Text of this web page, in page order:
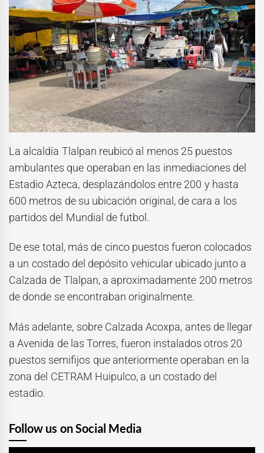
La alcaldía Tlalpan reubicó al menos 25 puestos
ambulantes que operaban en las inmediaciones del
Estadio Azteca, desplazándolos entre 200 y hasta
600 metros de su ubicación original, de cara a los
partidos del Mundial de futbol.
De ese total, más de cinco puestos fueron colocados
a un costado del depósito vehicular ubicado junto a
Calzada de Tlalpan, a aproximadamente 200 metros
de donde se encontraban originalmente.
Más adelante, sobre Calzada Acoxpa, antes de llegar
a Avenida de las Torres, fueron instalados otros 20
puestos semifijos que anteriormente operaban en la
zona del CETRAM Huipulco, a un costado del
estadio.
Follow us on Social Media